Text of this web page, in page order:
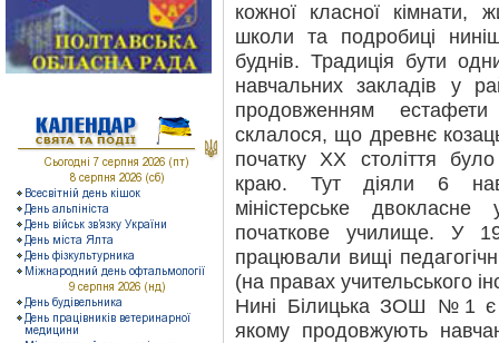
кожної класної кімнати,
школи та подробиці
буднів. Традиція бути
навчальних закладів у
продовженням
склалося, що древнє
початку ХХ століття
краю. Тут діяли 6
міністерське
початкове училище. У
працювали вищі
(на правах учительського
Нині Білицька ЗОШ №1 є
якому продовжують